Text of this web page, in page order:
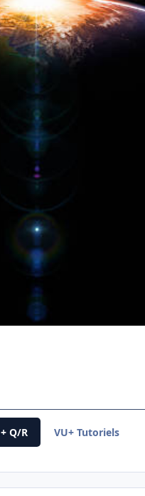
Q/R VU+ Tutoriels